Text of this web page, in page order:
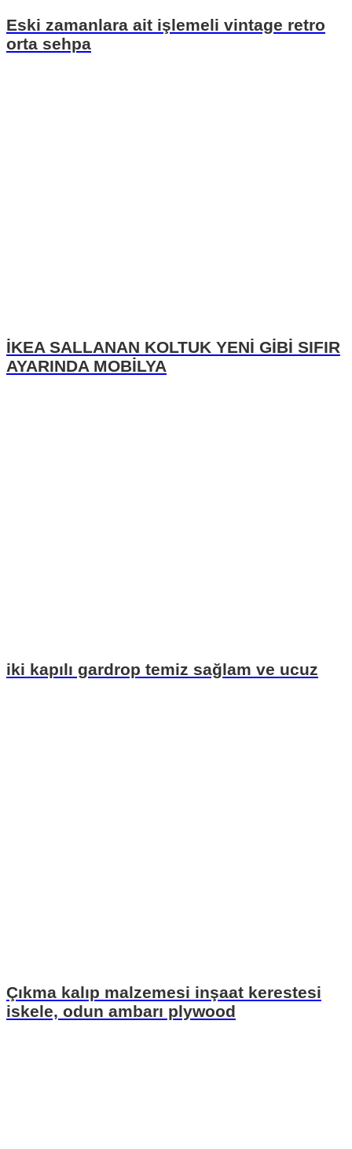
Eski zamanlara ait işlemeli vintage retro
orta sehpa
İKEA SALLANAN KOLTUK YENİ GİBİ SIFIR
AYARINDA MOBİLYA
iki kapılı gardrop temiz sağlam ve ucuz
Çıkma kalıp malzemesi inşaat kerestesi
iskele, odun ambarı plywood